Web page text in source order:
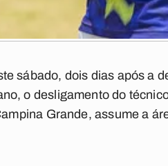
sábado, dois dias após a
o desligamento do
Grande, assume a